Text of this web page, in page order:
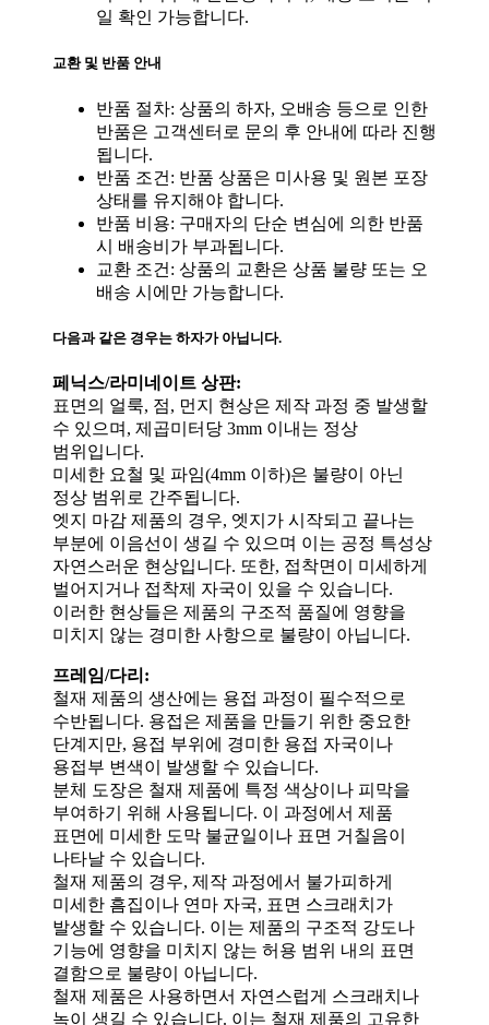
일 확인 가능합니다.
교환 및 반품 안내
반품 절차: 상품의 하자, 오배송 등으로 인한
반품은 고객센터로 문의 후 안내에 따라 진행
됩니다.
반품 조건: 반품 상품은 미사용 및 원본 포장
상태를 유지해야 합니다.
반품 비용: 구매자의 단순 변심에 의한 반품
시 배송비가 부과됩니다.
교환 조건: 상품의 교환은 상품 불량 또는 오
배송 시에만 가능합니다.
다음과 같은 경우는 하자가 아닙니다.
페닉스/라미네이트 상판:
표면의 얼룩, 점, 먼지 현상은 제작 과정 중 발생할
수 있으며, 제곱미터당 3mm 이내는 정상
범위입니다.
미세한 요철 및 파임(4mm 이하)은 불량이 아닌
정상 범위로 간주됩니다.
엣지 마감 제품의 경우, 엣지가 시작되고 끝나는
부분에 이음선이 생길 수 있으며 이는 공정 특성상
자연스러운 현상입니다. 또한, 접착면이 미세하게
벌어지거나 접착제 자국이 있을 수 있습니다.
이러한 현상들은 제품의 구조적 품질에 영향을
미치지 않는 경미한 사항으로 불량이 아닙니다.
프레임/다리:
철재 제품의 생산에는 용접 과정이 필수적으로
수반됩니다. 용접은 제품을 만들기 위한 중요한
단계지만, 용접 부위에 경미한 용접 자국이나
용접부 변색이 발생할 수 있습니다.
분체 도장은 철재 제품에 특정 색상이나 피막을
부여하기 위해 사용됩니다. 이 과정에서 제품
표면에 미세한 도막 불균일이나 표면 거칠음이
나타날 수 있습니다.
철재 제품의 경우, 제작 과정에서 불가피하게
미세한 흠집이나 연마 자국, 표면 스크래치가
발생할 수 있습니다. 이는 제품의 구조적 강도나
기능에 영향을 미치지 않는 허용 범위 내의 표면
결함으로 불량이 아닙니다.
철재 제품은 사용하면서 자연스럽게 스크래치나
녹이 생길 수 있습니다. 이는 철재 제품의 고유한